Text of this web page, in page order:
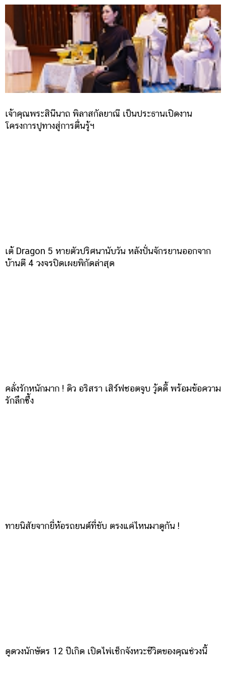
เจ้าคุณพระสินีนาถ พิลาสกัลยาณี เป็นประธานเปิดงาน
โครงการปูทางสู่การตื่นรู้ฯ
เต้ Dragon 5 หายตัวปริศนานับวัน หลังปั่นจักรยานออกจาก
บ้านตี 4 วงจรปิดเผยพิกัดล่าสุด
คลั่งรักหนักมาก ! ดิว อริสรา เสิร์ฟชอตจูบ วู้ดดี้ พร้อมข้อความ
รักลึกซึ้ง
ทายนิสัยจากยี่ห้อรถยนต์ที่ขับ ตรงแค่ไหนมาดูกัน !
ดูดวงนักษัตร 12 ปีเกิด เปิดไพ่เช็กจังหวะชีวิตของคุณช่วงนี้